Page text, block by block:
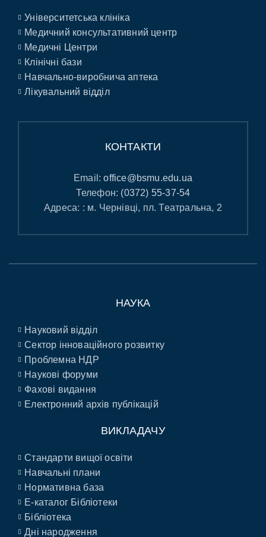
Університетська клініка
Медичний консультативний центр
Медичні Центри
Клінічні бази
Навчально-виробнича аптека
Лікувальний відділ
КОНТАКТИ
Email:office@bsmu.edu.ua
Телефон: (0372) 55-37-54
Адреса: : м. Чернівці, пл. Театральна, 2
НАУКА
Науковий відділ
Сектор інноваційного розвитку
Проблемна НДР
Наукові форуми
Фахові видання
Електронний архів публікацій
ВИКЛАДАЧУ
Стандарти вищої освіти
Навчальні плани
Нормативна база
E-каталог Бібліотеки
Бібліотека
Дні народження